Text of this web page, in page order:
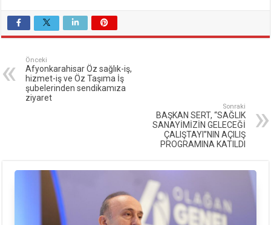
Önceki
Afyonkarahisar Öz sağlık-iş,
hizmet-iş ve Öz Taşıma İş
şubelerinden sendikamıza
ziyaret
Sonraki
BAŞKAN SERT, “SAĞLIK
SANAYİMİZİN GELECEĞİ
ÇALIŞTAYI”NIN AÇILIŞ
PROGRAMINA KATILDI